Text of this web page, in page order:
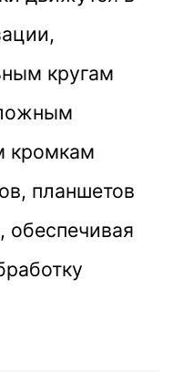
кругам
кромкам
планшетов
обеспечивая